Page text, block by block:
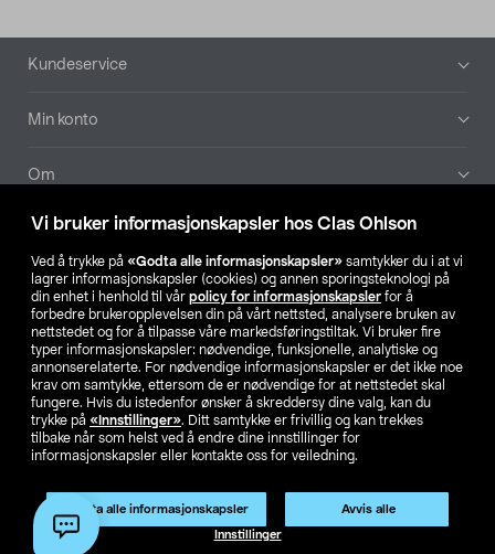
Vi bruker informasjonskapsler hos Clas Ohlson
Ved å trykke på «Godta alle informasjonskapsler» samtykker du i at vi
lagrer informasjonskapsler (cookies) og annen sporingsteknologi på
din enhet i henhold til vår policy for informasjonskapsler for å
forbedre brukeropplevelsen din på vårt nettsted, analysere bruken av
nettstedet og for å tilpasse våre markedsføringstiltak. Vi bruker fire
typer informasjonskapsler: nødvendige, funksjonelle, analytiske og
annonserelaterte. For nødvendige informasjonskapsler er det ikke noe
krav om samtykke, ettersom de er nødvendige for at nettstedet skal
fungere. Hvis du istedenfor ønsker å skreddersy dine valg, kan du
trykke på «Innstillinger». Ditt samtykke er frivillig og kan trekkes
tilbake når som helst ved å endre dine innstillinger for
informasjonskapsler eller kontakte oss for veiledning.
Godta alle informasjonskapsler Avvis alle
Innstillinger
Bunntekst
Kundeservice
Min konto
Om
Aktuelt
Våre selskaper
Finn din butikk
SE NO FI
Privacy statement Medlemsvilkår